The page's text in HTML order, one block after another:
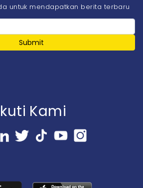
untuk mendapatkan berita terbaru
Submit
Kami